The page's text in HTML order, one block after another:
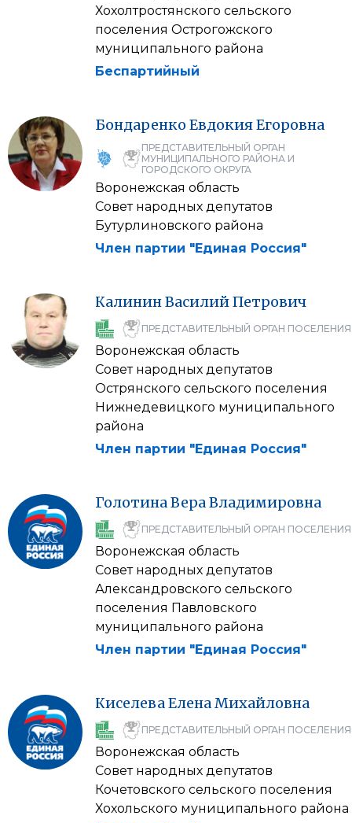
Хохолтростянского сельского
поселения Острогожского
муниципального района
Беспартийный
Бондаренко ЕвдокияЕгоровна
ПРЕДСТАВИТЕЛЬНЫЙ ОРГАН
МУНИЦИПАЛЬНОГО РАЙОНА И
ГОРОДСКОГО ОКРУГА
Воронежская область
Совет народных депутатов
Бутурлиновского района
Член партии "Единая Россия"
КалининВасилийПетрович
ПРЕДСТАВИТЕЛЬНЫЙ ОРГАН ПОСЕЛЕНИЯ
Воронежская область
Совет народных депутатов
Острянского сельского поселения
Нижнедевицкого муниципального
района
Член партии "Единая Россия"
ГолотинаВераВладимировна
ПРЕДСТАВИТЕЛЬНЫЙ ОРГАН ПОСЕЛЕНИЯ
Воронежская область
Совет народных депутатов
Александровского сельского
поселения Павловского
муниципального района
Член партии "Единая Россия"
КиселеваЕленаМихайловна
ПРЕДСТАВИТЕЛЬНЫЙ ОРГАН ПОСЕЛЕНИЯ
Воронежская область
Совет народных депутатов
Кочетовского сельского поселения
Хохольского муниципального района